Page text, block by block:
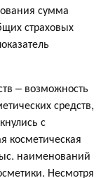
сумма
страховых
– возможность
средств,
с
косметическая
наименований
Несмотря